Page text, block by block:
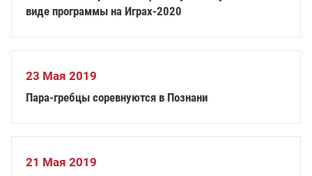
виде программы на Играх-2020
23 Мая 2019
Пара-гребцы соревнуются в Познани
21 Мая 2019